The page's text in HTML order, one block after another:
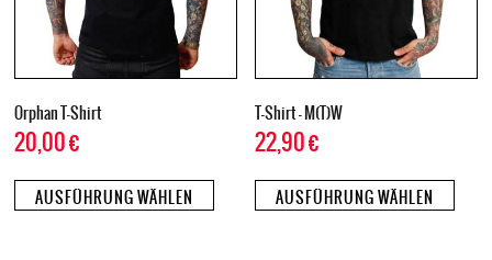
Orphan T-Shirt
20,00€
AUSFÜHRUNG WÄHLEN
T-Shirt – M(T)W
22,90€
AUSFÜHRUNG WÄHLEN